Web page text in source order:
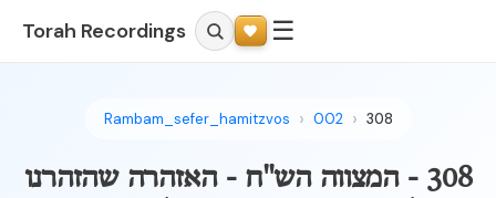
Torah Recordings ☰
Rambam_sefer_hamitzvos 002 308
308 - המצווה הש"ח - האזהרה שהזהרנו